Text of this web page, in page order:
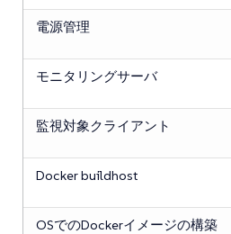
電源管理
モニタリングサーバ
監視対象クライアント
Docker buildhost
OSでのDockerイメージの構築